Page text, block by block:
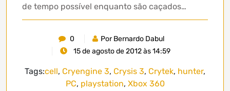
de tempo possível enquanto são caçados…
0
Por Bernardo Dabul
15 de agosto de 2012 às 14:59
Tags:cell, Cryengine 3, Crysis 3, Crytek, hunter,
PC, playstation, Xbox 360